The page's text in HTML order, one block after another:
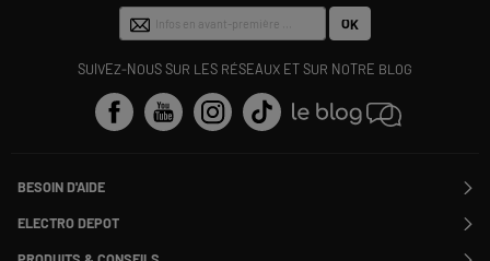
OK
SUIVEZ-NOUS SUR LES RÉSEAUX ET SUR NOTRE BLOG
BESOIN D'AIDE
Suivre ma commande
Modifier ou annuler ma commande
ELECTRO DEPOT